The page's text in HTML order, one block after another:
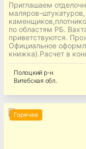
Приглашаем
маляров-
по областям РБ.
приветствуются.
Официальное
книжка).Расчет в
Полоцкий р-н
Витебская обл.
Горячее